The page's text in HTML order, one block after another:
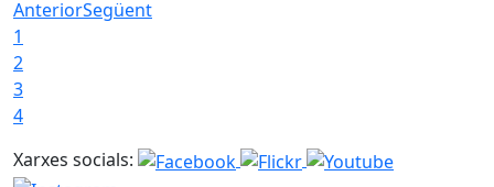
AnteriorSegüent
1
2
3
4
Xarxes socials: